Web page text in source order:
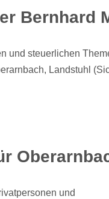
Bernhard
steuerlichen
Landstuhl
und